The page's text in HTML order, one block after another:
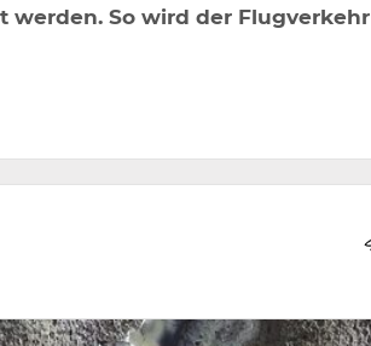
So wird der Flugverkehr